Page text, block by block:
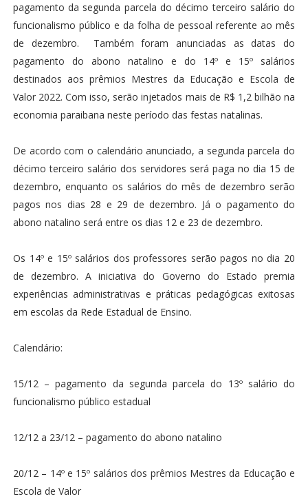
pagamento da segunda parcela do décimo terceiro salário do
funcionalismo público e da folha de pessoal referente ao mês
de dezembro. Também foram anunciadas as datas do
pagamento do abono natalino e do 14º e 15º salários
destinados aos prêmios Mestres da Educação e Escola de
Valor 2022. Com isso, serão injetados mais de R$ 1,2 bilhão na
economia paraibana neste período das festas natalinas.
De acordo com o calendário anunciado, a segunda parcela do
décimo terceiro salário dos servidores será paga no dia 15 de
dezembro, enquanto os salários do mês de dezembro serão
pagos nos dias 28 e 29 de dezembro. Já o pagamento do
abono natalino será entre os dias 12 e 23 de dezembro.
Os 14º e 15º salários dos professores serão pagos no dia 20
de dezembro. A iniciativa do Governo do Estado premia
experiências administrativas e práticas pedagógicas exitosas
em escolas da Rede Estadual de Ensino.
Calendário:
15/12 – pagamento da segunda parcela do 13º salário do
funcionalismo público estadual
12/12 a 23/12 – pagamento do abono natalino
20/12 – 14º e 15º salários dos prêmios Mestres da Educação e
Escola de Valor